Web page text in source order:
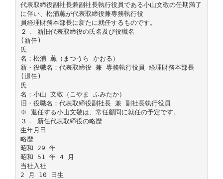
代表取締役副社長兼副社長執行役員である小山文敬の任期満了
に伴い、松浦薫が代表取締役兼専務執行役
員経理財務本部長に新たに就任するものです。
２． 新旧代表取締役の氏名及び役職名
(新任)
氏
名：松浦 薫（まつうら かおる）
新・役職名：代表取締役 兼 専務執行役員 経理財務本部長
(退任)
氏
名：小山 文敬（こやま ふみたか）
旧・役職名：代表取締役副社長 兼 副社長執行役員
※ 退任する小山文敬は、常任顧問に就任の予定です。
３． 新任代表取締役の略歴
生年月日
略歴
昭和 29 年
昭和 51 年 4 月
当社入社
2 月 10 日生